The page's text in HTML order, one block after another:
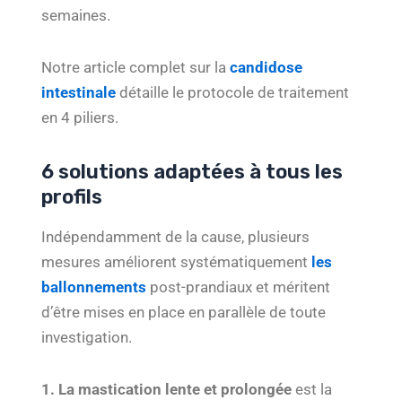
semaines.
Notre article complet sur lacandidose
intestinale détaille le protocole de traitement
en 4 piliers.
6 solutions adaptées à tous les
profils
Indépendamment de la cause, plusieurs
mesures améliorent systématiquement les
ballonnements post-prandiaux et méritent
d’être mises en place en parallèle de toute
investigation.
1. La mastication lente et prolongée est la